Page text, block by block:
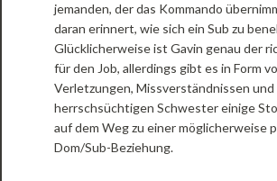
jemanden, der das Kommando
daran erinnert, wie sich ein Sub zu
Glücklicherweise ist Gavin genau der
für den Job, allerdings gibt es in Form
Verletzungen, Missverständnissen und
herrschsüchtigen Schwester einige
auf dem Weg zu einer möglicherweise
Dom/Sub-Beziehung.